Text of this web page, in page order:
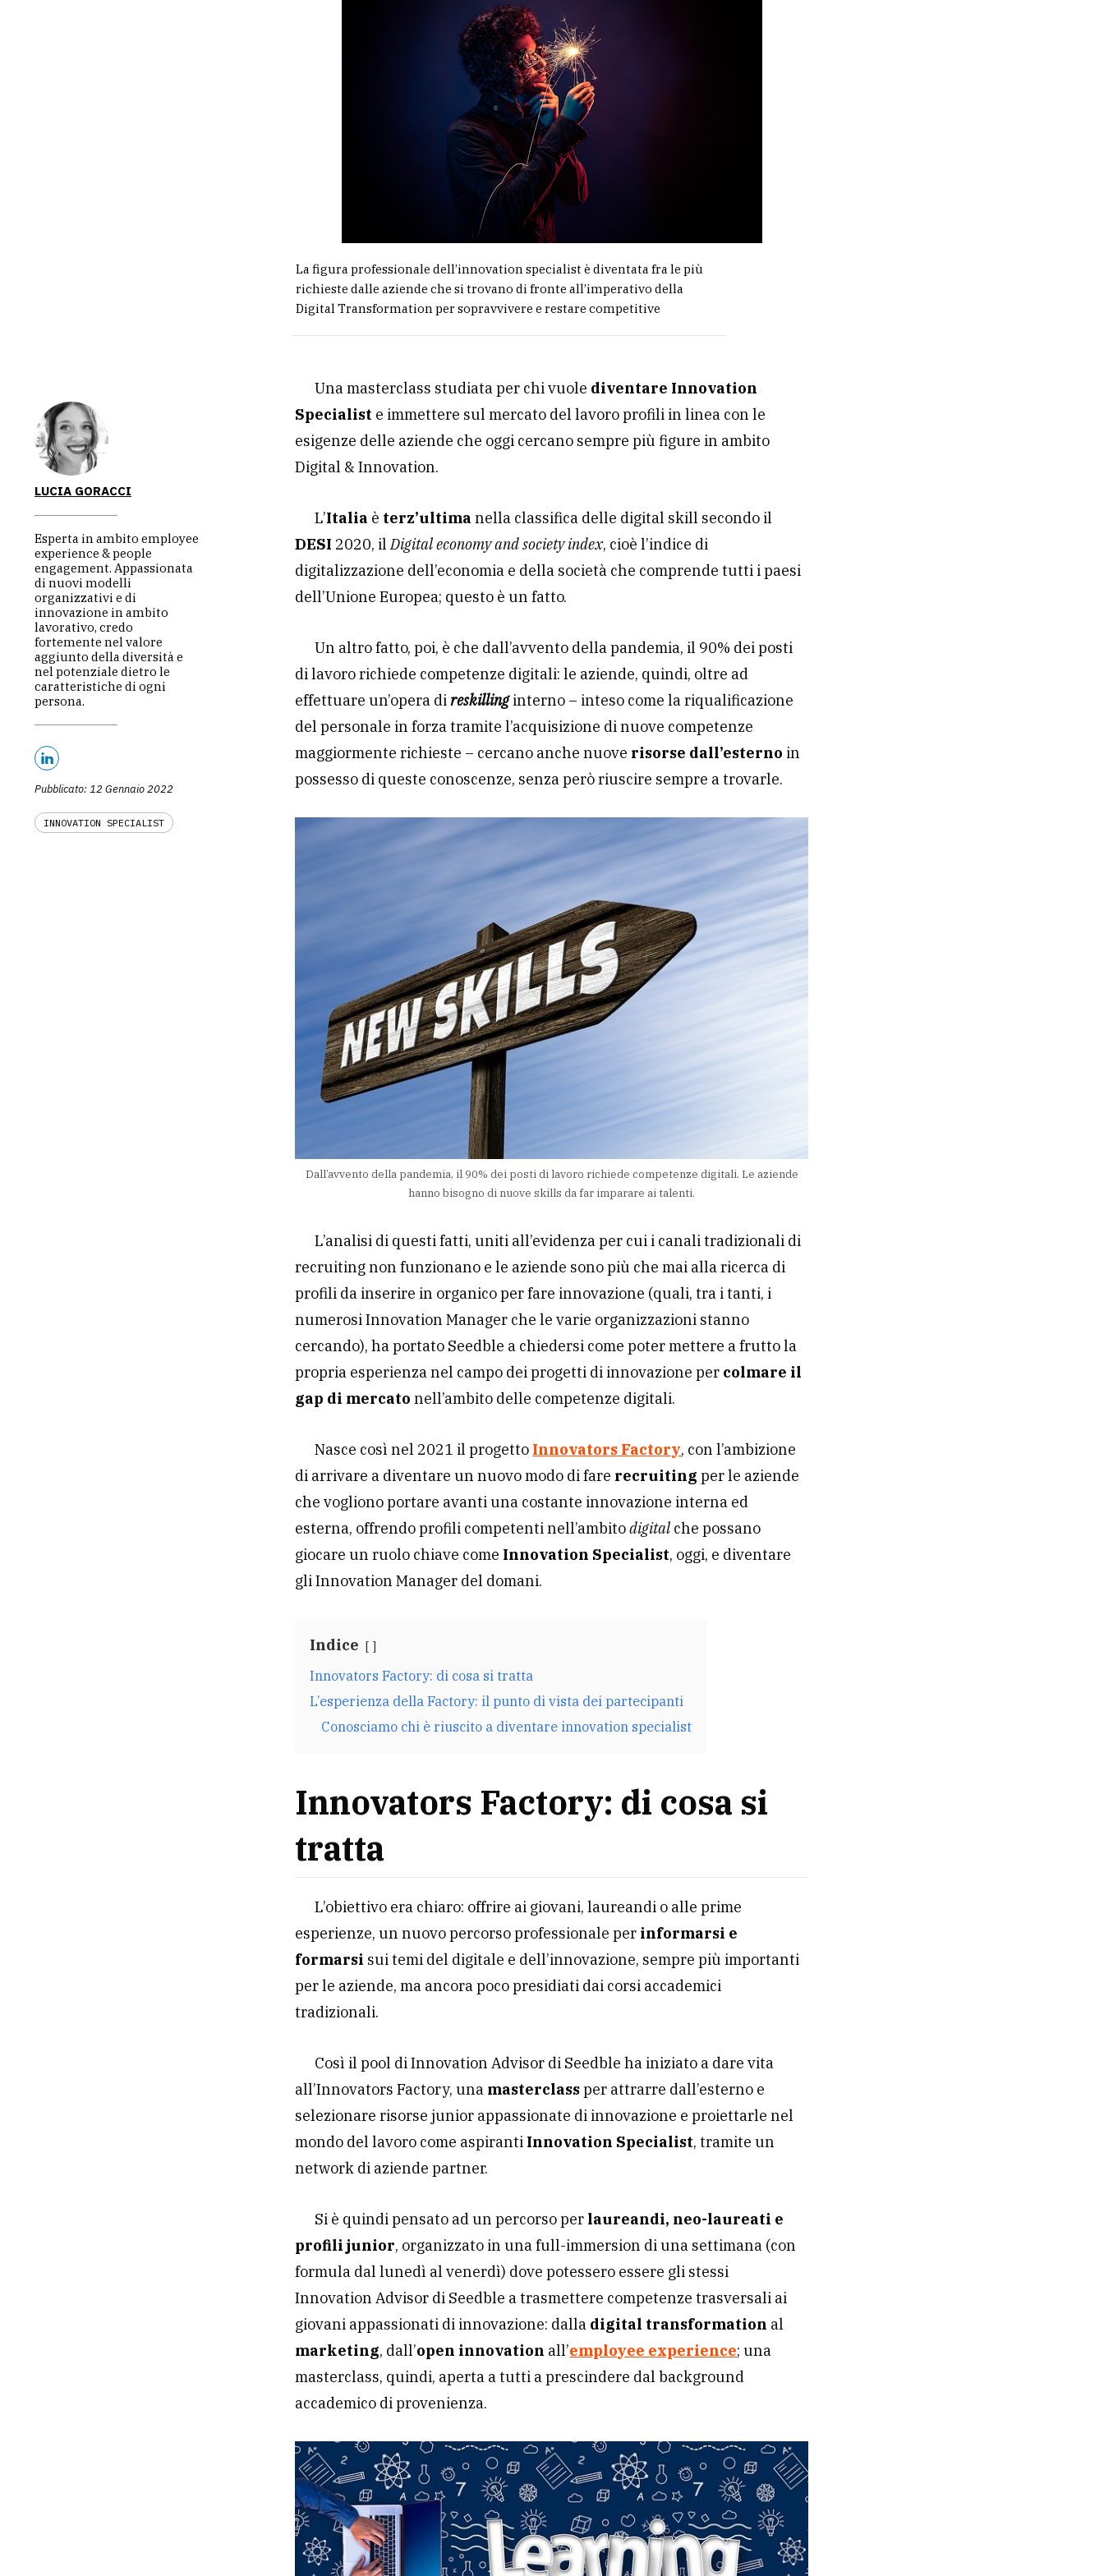
La figura professionale dell’innovation specialist è diventata fra le più
richieste dalle aziende che si trovano di fronte all’imperativo della
Digital Transformation per sopravvivere e restare competitive
LUCIA GORACCI
Esperta in ambito employee
experience & people
engagement. Appassionata
di nuovi modelli
organizzativi e di
innovazione in ambito
lavorativo, credo
fortemente nel valore
aggiunto della diversità e
nel potenziale dietro le
caratteristiche di ogni
persona.
Pubblicato: 12 Gennaio 2022
INNOVATION SPECIALIST
Una masterclass studiata per chi vuole diventare Innovation
Specialist e immettere sul mercato del lavoro profili in linea con le
esigenze delle aziende che oggi cercano sempre più figure in ambito
Digital & Innovation.
L’Italia è terz’ultima nella classifica delle digital skill secondo il
DESI 2020, ilDigital economy and society index, cioè l’indice di
digitalizzazione dell’economia e della società che comprende tutti i paesi
dell’Unione Europea; questo è un fatto.
Un altro fatto, poi, è che dall’avvento della pandemia, il 90% dei posti
di lavoro richiede competenze digitali: le aziende, quindi, oltre ad
effettuare un’opera direskillinginterno – inteso come la riqualificazione
del personale in forza tramite l’acquisizione di nuove competenze
maggiormente richieste – cercano anche nuove risorse dall’esternoin
possesso di queste conoscenze, senza però riuscire sempre a trovarle.
Dall’avvento della pandemia, il 90% dei posti di lavoro richiede competenze digitali. Le aziende
hanno bisogno di nuove skills da far imparare ai talenti.
L’analisi di questi fatti, uniti all’evidenza per cui i canali tradizionali di
recruiting non funzionano e le aziende sono più che mai alla ricerca di
profili da inserire in organico per fare innovazione (quali, tra i tanti, i
numerosi Innovation Manager che le varie organizzazioni stanno
cercando), ha portato Seedble a chiedersi come poter mettere a frutto la
propria esperienza nel campo dei progetti di innovazione per colmare il
gap di mercato nell’ambito delle competenze digitali.
Nasce così nel 2021 il progetto Innovators Factory, con l’ambizione
di arrivare a diventare un nuovo modo di fare recruiting per le aziende
che vogliono portare avanti una costante innovazione interna ed
esterna, offrendo profili competenti nell’ambitodigitalche possano
giocare un ruolo chiave come Innovation Specialist, oggi, e diventare
gli Innovation Manager del domani.
Indice
Innovators Factory: di cosa si tratta
L’esperienza della Factory: il punto di vista dei partecipanti
Conosciamo chi è riuscito a diventare innovation specialist
Innovators Factory: di cosa si
tratta
L’obiettivo era chiaro: offrire ai giovani, laureandi o alle prime
esperienze, un nuovo percorso professionale per informarsi e
formarsi sui temi del digitale e dell’innovazione, sempre più importanti
per le aziende, ma ancora poco presidiati dai corsi accademici
tradizionali.
Così il pool di Innovation Advisor di Seedble ha iniziato a dare vita
all’Innovators Factory, una masterclassper attrarre dall’esterno e
selezionare risorse junior appassionate di innovazione e proiettarle nel
mondo del lavoro come aspiranti Innovation Specialist, tramite un
network di aziende partner.
Si è quindi pensato ad un percorso per laureandi, neo-laureati e
profili junior, organizzato in una full-immersion di una settimana (con
formula dal lunedì al venerdì) dove potessero essere gli stessi
Innovation Advisor di Seedble a trasmettere competenze trasversali ai
giovani appassionati di innovazione: dalla digital transformation al
marketing, dall’open innovation all’employee experience; una
masterclass, quindi, aperta a tutti a prescindere dal background
accademico di provenienza.